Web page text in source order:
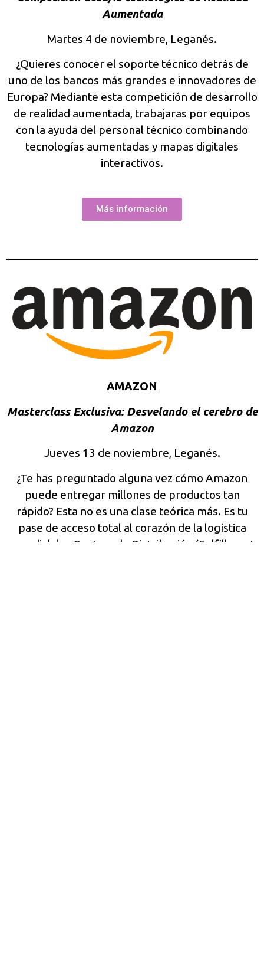
Aumentada
Martes 4 de noviembre, Leganés.
¿Quieres conocer el soporte técnico detrás de
uno de los bancos más grandes e innovadores de
Europa? Mediante esta competición de desarrollo
de realidad aumentada, trabajaras por equipos
con la ayuda del personal técnico combinando
tecnologías aumentadas y mapas digitales
interactivos.
Más información
AMAZON
Masterclass Exclusiva: Desvelando el cerebro de
Amazon
Jueves 13 de noviembre, Leganés.
¿Te has preguntado alguna vez cómo Amazon
puede entregar millones de productos tan
rápido? Esta no es una clase teórica más. Es tu
pase de acceso total al corazón de la logística
mundial: los Centros de Distribución (Fulfillment